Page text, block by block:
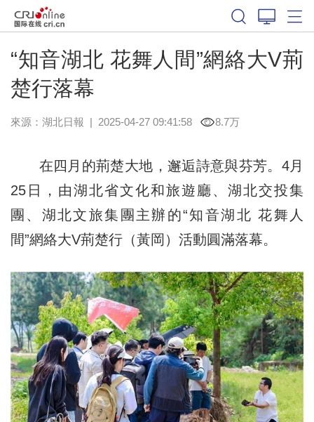
“知音湖北 花舞人間”網絡大V荊
楚行落幕
來源： 湖北日報 | 2025-04-27 09:41:58 8.7万
在四月的荊楚大地，邂逅詩意與芬芳。4月
25日，由湖北省文化和旅遊廳、湖北交投集
團、湖北文旅集團主辦的“知音湖北 花舞人
間”網絡大V荊楚行（黃岡）活動圓滿落幕。